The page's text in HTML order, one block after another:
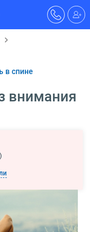
в спине
внимания